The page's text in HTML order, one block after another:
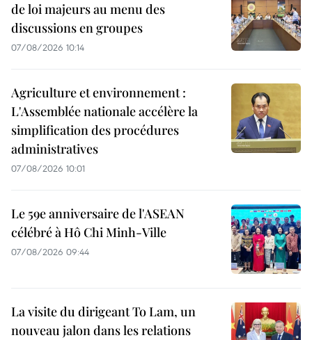
de loi majeurs au menu des
discussions en groupes
07/08/2026 10:14
Agriculture et environnement :
L'Assemblée nationale accélère la
simplification des procédures
administratives
07/08/2026 10:01
Le 59e anniversaire de l'ASEAN
célébré à Hô Chi Minh-Ville
07/08/2026 09:44
La visite du dirigeant To Lam, un
nouveau jalon dans les relations